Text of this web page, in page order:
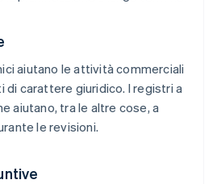
aiutano le attività commerciali
di carattere giuridico. I registri a
aiutano, tra le altre cose, a
le revisioni.